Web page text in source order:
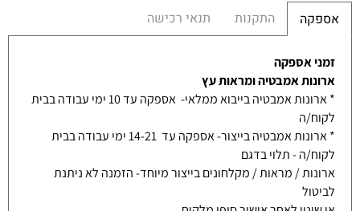
אספקה התקנות תנאי רכישה
זמני אספקה
ארונות אמבטיה ומראות עץ
* ארונות אמבטיה בייבוא ממלאי- אספקה עד 10 ימי עבודה בבית
לקוח/ה
* ארונות אמבטיה בייצור- אספקה עד 14-21 ימי עבודה בבית
לקוח/ה - תלוי בדגם
ארונות / מראות / מקלחונים בייצור מיוחד- הזמנה לא ניתנת
לביטול